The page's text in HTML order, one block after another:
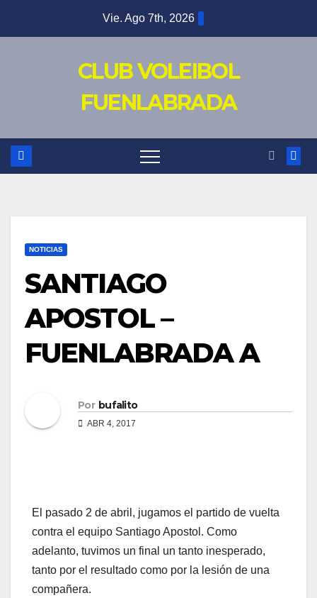
Vie. Ago 7th, 2026
CLUB VOLEIBOL
FUENLABRADA
NOTICIAS
SANTIAGO
APOSTOL –
FUENLABRADA A
Por bufalito
ABR 4, 2017
El pasado 2 de abril, jugamos el partido de vuelta
contra el equipo Santiago Apostol. Como
adelanto, tuvimos un final un tanto inesperado,
tanto por el resultado como por la lesión de una
compañera.